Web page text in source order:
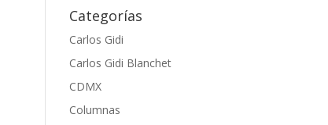
Categorías
Carlos Gidi
Carlos Gidi Blanchet
CDMX
Columnas